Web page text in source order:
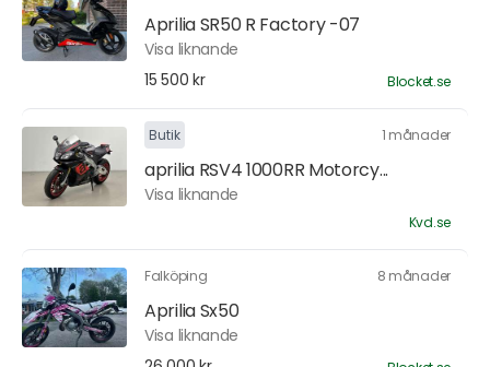
Aprilia SR50 R Factory -07
Visa liknande
15 500 kr
Blocket.se
Butik 1 månader
aprilia RSV4 1000RR Motorcy...
Visa liknande
Kvd.se
Falköping 8 månader
Aprilia Sx50
Visa liknande